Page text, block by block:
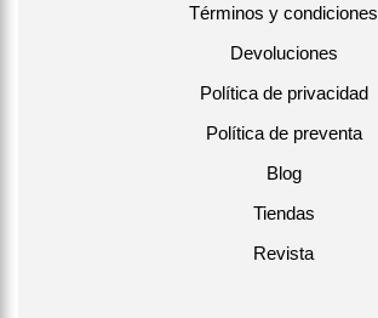
Términos y condiciones
Devoluciones
Política de privacidad
Política de preventa
Blog
Tiendas
Revista